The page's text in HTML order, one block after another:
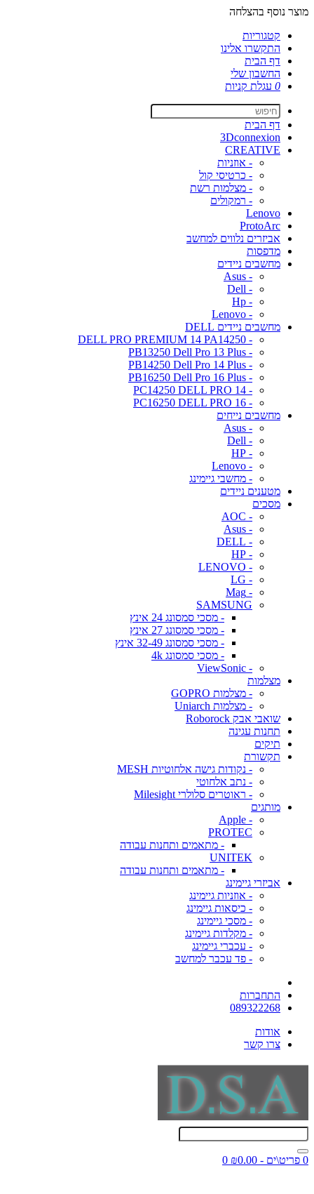
מוצר נוסף בהצלחה
קטגוריות
התקשרו אלינו
דף הבית
החשבון שלי
0 עגלת קניות
דף הבית
3Dconnexion
CREATIVE
- אוזניות
- כרטיסי קול
- מצלמות רשת
- רמקולים
Lenovo
ProtoArc
אביזרים נלווים למחשב
מדפסות
מחשבים ניידים
- Asus
- Dell
- Hp
- Lenovo
מחשבים ניידים DELL
- DELL PRO PREMIUM 14 PA14250
- PB13250 Dell Pro 13 Plus
- PB14250 Dell Pro 14 Plus
- PB16250 Dell Pro 16 Plus
- PC14250 DELL PRO 14
- PC16250 DELL PRO 16
מחשבים נייחים
- Asus
- Dell
- HP
- Lenovo
- מחשבי גיימינג
מטענים ניידים
מסכים
- AOC
- Asus
- DELL
- HP
- LENOVO
- LG
- Mag
SAMSUNG
- מסכי סמסונג 24 אינץ
- מסכי סמסונג 27 אינץ
- מסכי סמסונג 32-49 אינץ
- מסכי סמסונג 4k
- ViewSonic
מצלמות
- מצלמות GOPRO
- מצלמות Uniarch
שואבי אבק Roborock
תחנות עגינה
תיקים
תקשורת
- נקודות גישה אלחוטיות MESH
- נתב אלחוטי
- ראוטרים סלולרי Milesight
מותגים
- Apple
PROTEC
- מתאמים ותחנות עבודה
UNITEK
- מתאמים ותחנות עבודה
אביזרי גיימינג
- אוזניות גיימינג
- כיסאות גיימינג
- מסכי גיימינג
- מקלדות גיימינג
- עכברי גיימינג
- פד עכבר למחשב
התחברות
089322268
אודות
צרו קשר
0 פריט\ים - ₪0.00 0